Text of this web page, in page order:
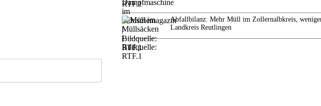
Abfallbilanz: Mehr Müll im Zollernalbkreis,
Landkreis Reutlingen